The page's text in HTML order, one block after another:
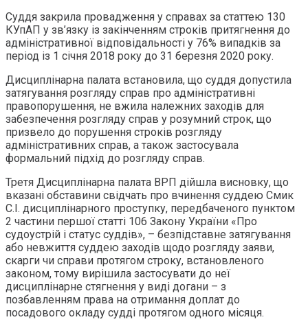
Суддя закрила провадження у справах за статтею 130
КУпАП у зв’язку із закінченням строків притягнення до
адміністративної відповідальності у 76% випадків за
період із 1 січня 2018 року до 31 березня 2020 року.
Дисциплінарна палата встановила, що суддя допустила
затягування розгляду справ про адміністративні
правопорушення, не вжила належних заходів для
забезпечення розгляду справ у розумний строк, що
призвело до порушення строків розгляду
адміністративних справ, а також застосувала
формальний підхід до розгляду справ.
Третя Дисциплінарна палата ВРП дійшла висновку, що
вказані обставини свідчать про вчинення суддею Смик
С.І. дисциплінарного проступку, передбаченого пунктом
2 частини першої статті 106 Закону України «Про
судоустрій і статус суддів», – безпідставне затягування
або невжиття суддею заходів щодо розгляду заяви,
скарги чи справи протягом строку, встановленого
законом, тому вирішила застосувати до неї
дисциплінарне стягнення у виді догани – з
позбавленням права на отримання доплат до
посадового окладу судді протягом одного місяця.